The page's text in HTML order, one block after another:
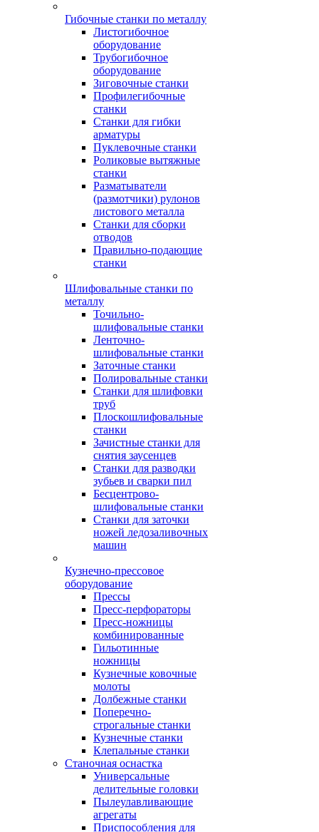
Гибочные станки по металлу
Листогибочное
оборудование
Трубогибочное
оборудование
Зиговочные станки
Профилегибочные
станки
Станки для гибки
арматуры
Пуклевочные станки
Роликовые вытяжные
станки
Разматыватели
(размотчики) рулонов
листового металла
Станки для сборки
отводов
Правильно-подающие
станки
Шлифовальные станки по
металлу
Точильно-
шлифовальные станки
Ленточно-
шлифовальные станки
Заточные станки
Полировальные станки
Станки для шлифовки
труб
Плоскошлифовальные
станки
Зачистные станки для
снятия заусенцев
Станки для разводки
зубьев и сварки пил
Бесцентрово-
шлифовальные станки
Станки для заточки
ножей ледозаливочных
машин
Кузнечно-прессовое
оборудование
Прессы
Пресс-перфораторы
Пресс-ножницы
комбинированные
Гильотинные
ножницы
Кузнечные ковочные
молоты
Долбежные станки
Поперечно-
строгальные станки
Кузнечные станки
Клепальные станки
Станочная оснастка
Универсальные
делительные головки
Пылеулавливающие
агрегаты
Приспособления для